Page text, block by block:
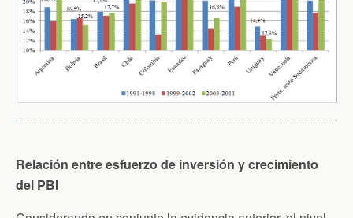
Relación entre esfuerzo de inversión y crecimiento
del PBI